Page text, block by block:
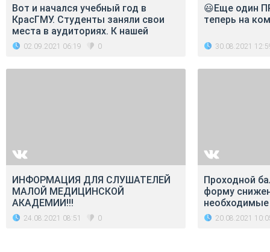
Вот и начался учебный год в
КрасГМУ. Студенты заняли свои
места в аудиториях. К нашей
02.09.2021 06:19 0
😃Еще один
теперь на
30.08.2021
ИНФОРМАЦИЯ ДЛЯ СЛУШАТЕЛЕЙ
МАЛОЙ МЕДИЦИНСКОЙ
АКАДЕМИИ!!!
24.08.2021 08:51 0
Проходной
форму
20.08.2021